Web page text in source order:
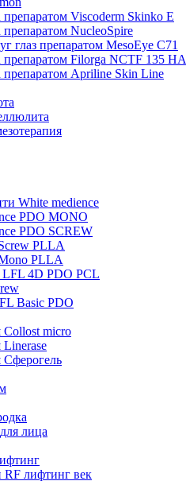
Viscoderm Skinko E
NucleoSpire
глаз препаратом MesoEye С71
препаратом Filorga NCTF 135 HA
препаратом Apriline Skin Line
White medience
PDO MONO
PDO SCREW
PLLA
PLLA
4D PDO PCL
Basic PDO
Collost micro
Linerase
Сферогель
лица
лифтинг век